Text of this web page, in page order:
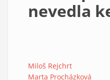
nevedla
Miloš Rejchrt
Marta Procházková